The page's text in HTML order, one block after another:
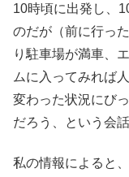
10時頃に出発し、
のだが（前に行っ
り駐車場が満車、
ムに入ってみれば
変わった状況にび
だろう、という会
私の情報によると